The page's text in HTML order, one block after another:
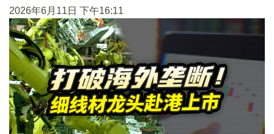
2026年6月11日 下午16:11